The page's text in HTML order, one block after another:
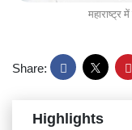
महाराष्ट्र
Share:
Highlights